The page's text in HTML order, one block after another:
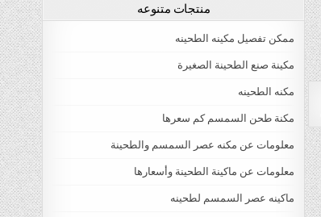
منتجات متنوعه
ممكن تفصيل مكينه الطحينه
مكينة صنع الطحينة الصغيرة
مكنه الطحينه
مكنة طحن السمسم كم سعرها
معلومات عن مكنه عصر السمسم والطحينة
معلومات عن ماكينة الطحينة وأسعارها
ماكينه عصر السمسم لطحينه